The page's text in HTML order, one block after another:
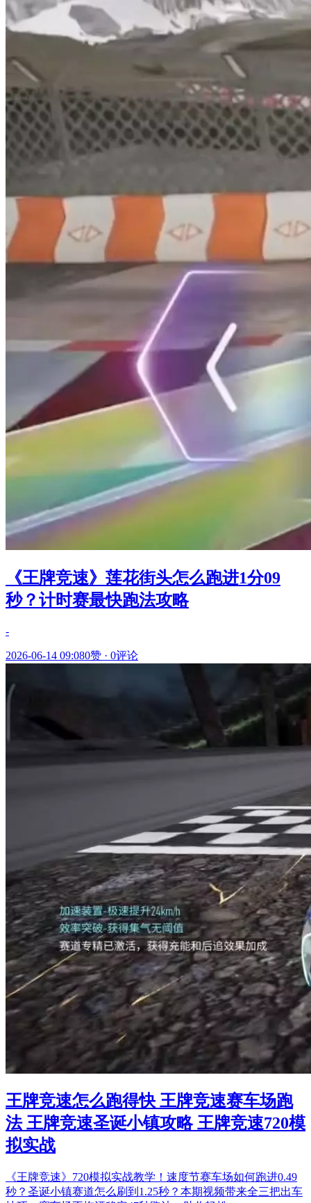
《王牌竞速》莲花街头怎么跑进1分09
秒？计时赛最快跑法攻略
-
2026-06-14 09:080赞 · 0评论
王牌竞速怎么跑得快 王牌竞速赛车场跑
法 王牌竞速圣诞小镇攻略 王牌竞速720模
拟实战
《王牌竞速》720模拟实战教学！速度节赛车场如何跑进0.49
秒？圣诞小镇赛道怎么刷到1.25秒？本期视频带来全三把出车